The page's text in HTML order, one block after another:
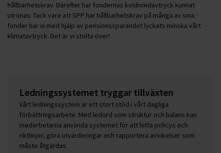
hållbarhetskrav. Därefter har fondernas koldioxidavtryck kunnat
utrönas. Tack vare att SPP har hållbarhetskrav på många av sina
fonder har vi med hjälp av pensionssparandet lyckats minska vårt
klimatavtryck. Det är vi stolta över!
Ledningssystemet tryggar tillväxten
Vårt ledningssystem är ett stort stöd i vårt dagliga
förbättringsarbete. Med ledord som struktur och balans kan
medarbetarna använda systemet för att hitta policys och
riktlinjer, göra utvärderingar och rapportera avvikelser som
måste åtgärdas.